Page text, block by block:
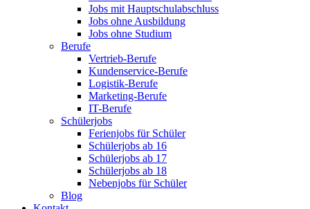
Jobs mit Hauptschulabschluss
Jobs ohne Ausbildung
Jobs ohne Studium
Berufe
Vertrieb-Berufe
Kundenservice-Berufe
Logistik-Berufe
Marketing-Berufe
IT-Berufe
Schülerjobs
Ferienjobs für Schüler
Schülerjobs ab 16
Schülerjobs ab 17
Schülerjobs ab 18
Nebenjobs für Schüler
Blog